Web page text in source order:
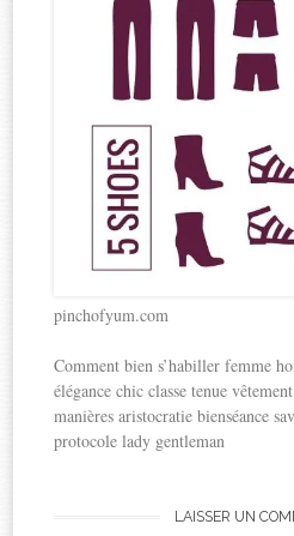
pinchofyum.com
Comment bien s’habiller femme
élégance chic classe tenue
manières aristocratie bienséance
protocole lady gentleman
LAISSER UN